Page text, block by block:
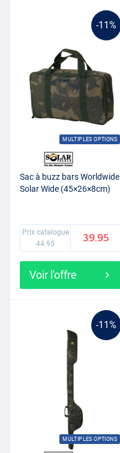
-11%
MULTIPLES OPTIONS
Sac à buzz bars Worldwide
Solar Wide (45×26×8cm)
Prix catalogue
44.95
39.95
Voir l'offre
-11%
MULTIPLES OPTIONS